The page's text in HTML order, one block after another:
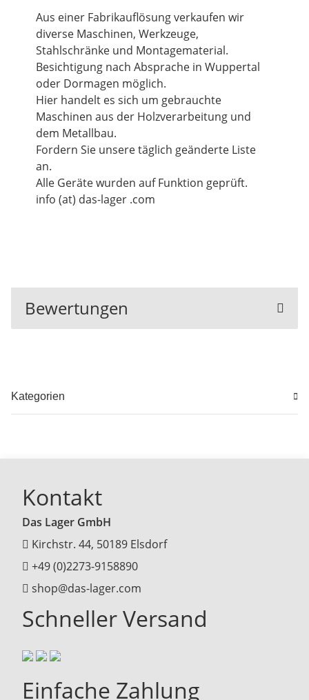
Aus einer Fabrikauflösung verkaufen wir
diverse Maschinen, Werkzeuge,
Stahlschränke und Montagematerial.
Besichtigung nach Absprache in Wuppertal
oder Dormagen möglich.
Hier handelt es sich um gebrauchte
Maschinen aus der Holzverarbeitung und
dem Metallbau.
Fordern Sie unsere täglich geänderte Liste
an.
Alle Geräte wurden auf Funktion geprüft.
info (at) das-lager .com
Bewertungen
Kategorien
Kontakt
Das Lager GmbH
Kirchstr. 44, 50189 Elsdorf
+49 (0)2273-9158890
shop@das-lager.com
Schneller Versand
Einfache Zahlung